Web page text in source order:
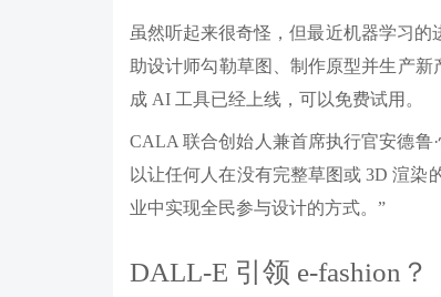
虽然听起来很奇怪，但最近机器学习
助设计师勾勒草图、制作原型并生产
成 AI 工具已经上线，可以免费试用。
CALA 联合创始人兼首席执行官安德鲁
以让任何人在没有完整草图或 3D 渲
业中实现全民参与设计的方式。”
DALL-E 引领 e-fashion？